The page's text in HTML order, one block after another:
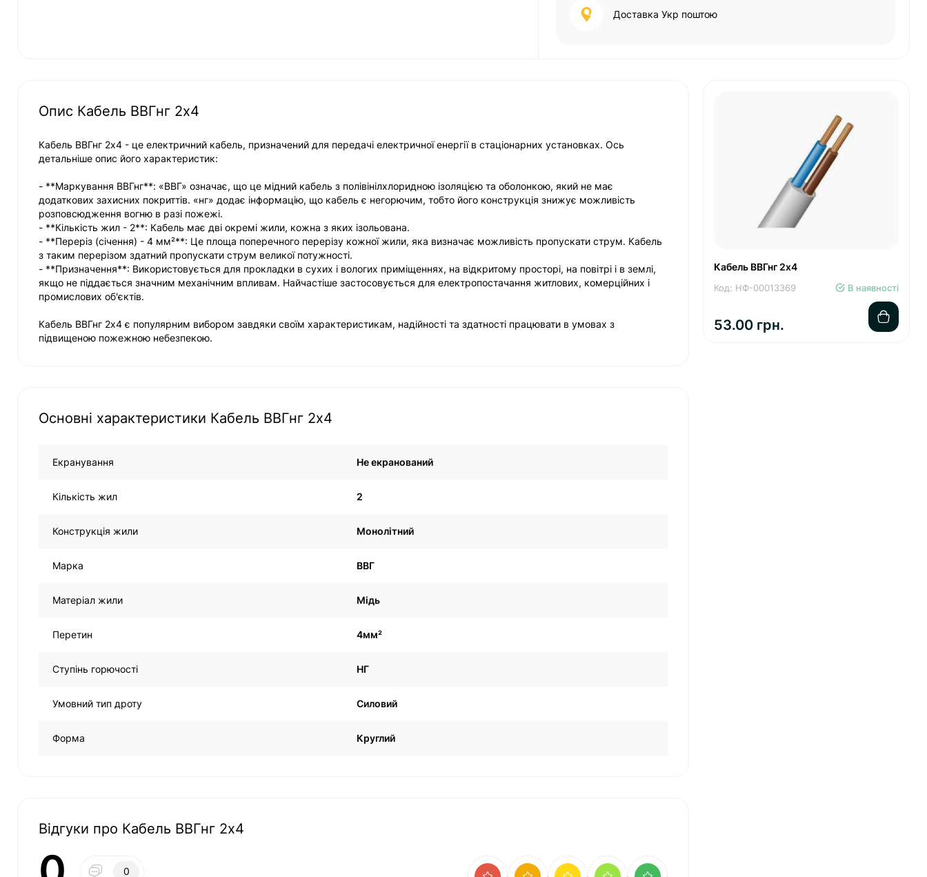
Доставка Укр поштою
Опис Кабель ВВГнг 2х4
Кабель ВВГнг 2х4 - це електричний кабель, призначений для передачі електричної енергії в стаціонарних установках. Ось
детальніше опис його характеристик:
- **Маркування ВВГнг**: «ВВГ» означає, що це мідний кабель з полівінілхлоридною ізоляцією та оболонкою, який не має
додаткових захисних покриттів. «нг» додає інформацію, що кабель є негорючим, тобто його конструкція знижує можливість
розповсюдження вогню в разі пожежі.
- **Кількість жил - 2**: Кабель має дві окремі жили, кожна з яких ізольована.
- **Переріз (січення) - 4 мм²**: Це площа поперечного перерізу кожної жили, яка визначає можливість пропускати струм. Кабель
з таким перерізом здатний пропускати струм великої потужності.
- **Призначення**: Використовується для прокладки в сухих і вологих приміщеннях, на відкритому просторі, на повітрі і в землі,
якщо не піддається значним механічним впливам. Найчастіше застосовується для електропостачання житлових, комерційних і
промислових об'єктів.
Кабель ВВГнг 2х4 є популярним вибором завдяки своїм характеристикам, надійності та здатності працювати в умовах з
підвищеною пожежною небезпекою.
Основні характеристики Кабель ВВГнг 2х4
Екранування Не екранований
Кількість жил 2
Конструкція жили Монолітний
Марка ВВГ
Матеріал жили Мідь
Перетин 4мм²
Ступінь горючості НГ
Умовний тип дроту Силовий
Форма Круглий
Відгуки про Кабель ВВГнг 2х4
0
Кабель ВВГнг 2х4
Код: НФ-00013369 В наявності
53.00 грн.